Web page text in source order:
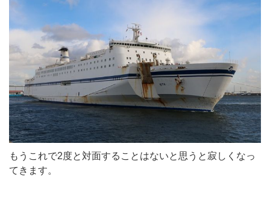
もうこれで2度と対面することはないと思うと寂しくなっ
てきます。